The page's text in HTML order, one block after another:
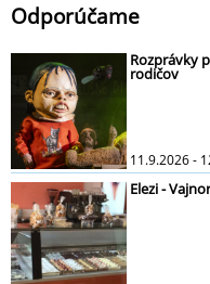
Odporúčame
Rozprávky
rodičov
11.9.2026 -
Elezi -